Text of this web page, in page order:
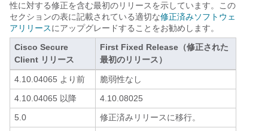
性に対する修正を含む最初のリリースを示しています。この
セクションの表に記載されている適切な修正済みソフトウェ
アリリースにアップグレードすることをお勧めします。
Cisco Secure
Client リリース
First Fixed Release（修正された
最初のリリース）
4.10.04065 より前
脆弱性なし
4.10.04065 以降
4.10.08025
5.0
修正済みリリースに移行。